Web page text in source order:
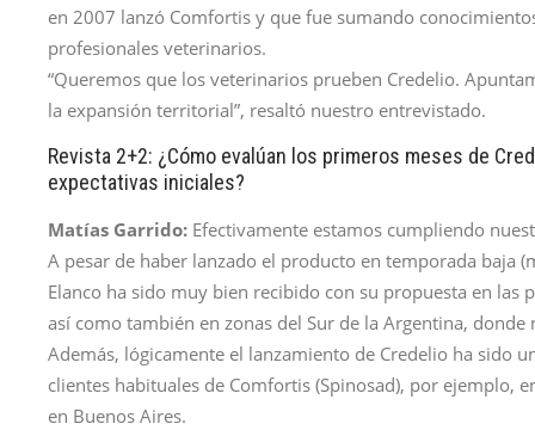
en 2007 lanzó Comfortis y que fue sumando
profesionales veterinarios.
“Queremos que los veterinarios prueben Credelio.
la expansión territorial”, resaltó nuestro entrevistado.
Revista 2+2: ¿Cómo evalúan los primeros meses de
expectativas iniciales?
Matías Garrido: Efectivamente estamos cumpliendo
A pesar de haber lanzado el producto en temporada baja
Elanco ha sido muy bien recibido con su propuesta en las
así como también en zonas del Sur de la Argentina,
Además, lógicamente el lanzamiento de Credelio ha sido
clientes habituales de Comfortis (Spinosad), por ejemplo,
en Buenos Aires.